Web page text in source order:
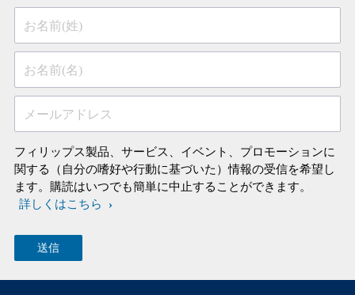
お名前(姓)
お名前(名)
メールアドレス
フィリップス製品、サービス、イベント、プロモーションに
関する（自分の嗜好や行動に基づいた）情報の受信を希望し
ます。購読はいつでも簡単に中止することができます。
詳しくはこちら